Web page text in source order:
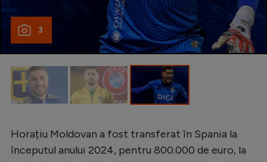
3
Horațiu Moldovan a fost transferat în Spania la
începutul anului 2024, pentru 800.000 de euro, la